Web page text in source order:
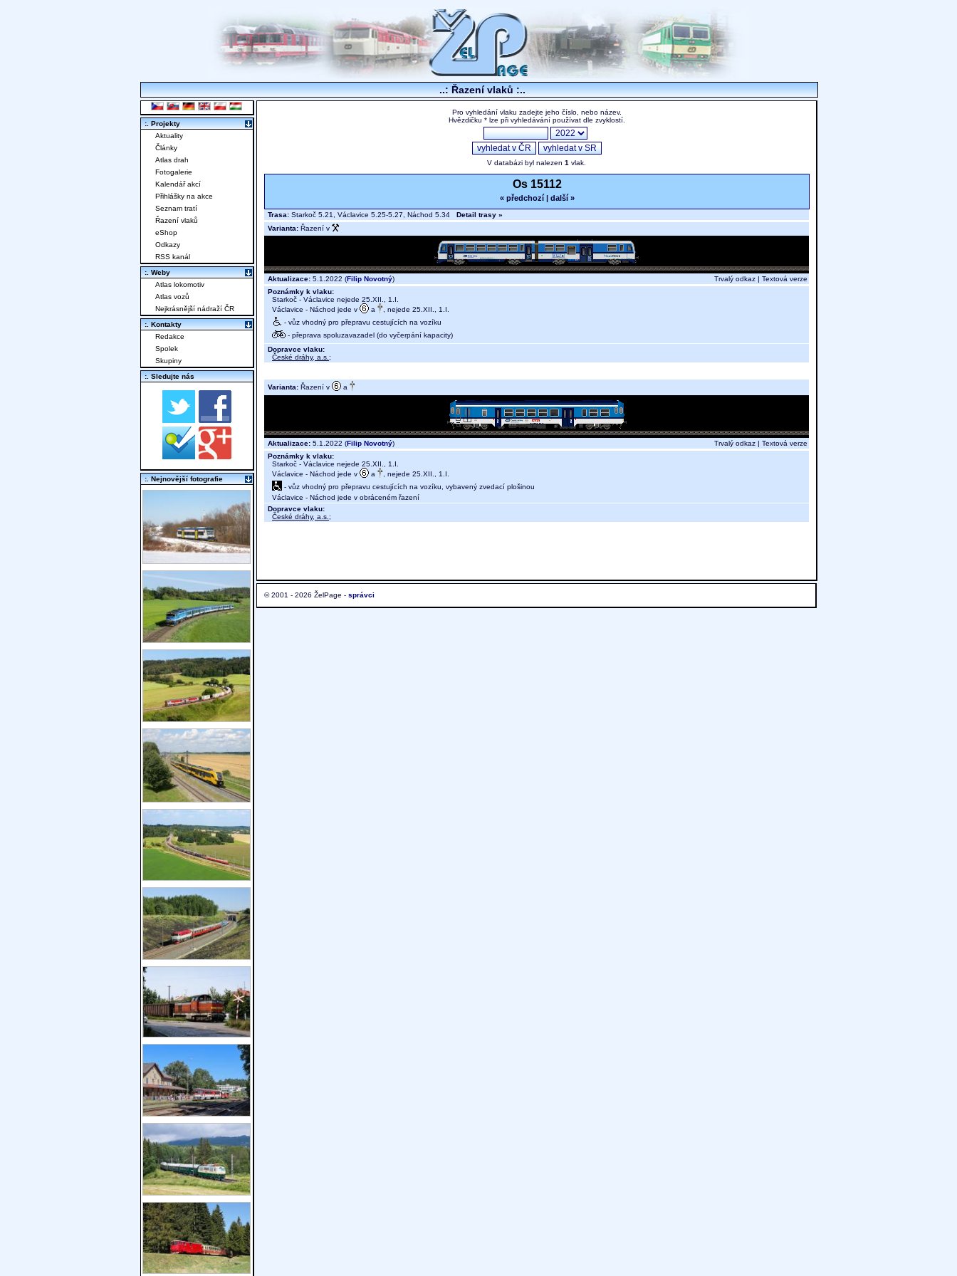
..: Řazení vlaků :..
Pro vyhledání vlaku zadejte jeho číslo, nebo název.
Hvězdičku * lze při vyhledávání používat dle zvyklostí.
V databázi byl nalezen 1 vlak.
Os 15112
« předchozí| další »
Trasa: Starkoč 5.21, Václavice 5.25-5.27, Náchod 5.34 Detail trasy »
Varianta: Řazení v
Aktualizace: 5.1.2022 (Filip Novotný) Trvalý odkaz | Textová verze
Poznámky k vlaku:
Starkoč - Václavice nejede 25.XII., 1.I.
Václavice - Náchod jede v
a
, nejede 25.XII., 1.I.
- vůz vhodný pro přepravu cestujících na vozíku
- přeprava spoluzavazadel (do vyčerpání kapacity)
Dopravce vlaku:
České dráhy, a.s. ;
Varianta: Řazení v a
Aktualizace: 5.1.2022 (Filip Novotný) Trvalý odkaz | Textová verze
Poznámky k vlaku:
Starkoč - Václavice nejede 25.XII., 1.I.
Václavice - Náchod jede v
a
, nejede 25.XII., 1.I.
- vůz vhodný pro přepravu cestujících na vozíku, vybavený zvedací plošinou
Václavice - Náchod jede v obráceném řazení
Dopravce vlaku:
České dráhy, a.s. ;
© 2001 - 2026 ŽelPage - správci
:. Projekty
Aktuality
Články
Atlas drah
Fotogalerie
Kalendář akcí
Přihlášky na akce
Seznam tratí
Řazení vlaků
eShop
Odkazy
RSS kanál
:. Weby
Atlas lokomotiv
Atlas vozů
Nejkrásnější nádraží ČR
:. Kontakty
Redakce
Spolek
Skupiny
:. Sledujte nás
:. Nejnovější fotografie